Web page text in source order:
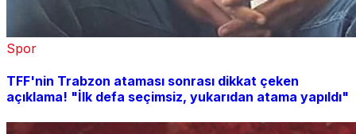
Spor
TFF'nin Trabzon ataması sonrası dikkat çeken
açıklama! "İlk defa seçimsiz, yukarıdan atama yapıldı"